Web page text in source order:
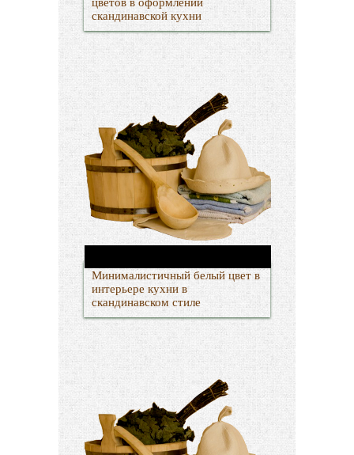
скандинавской кухни
Минималистичный белый цвет в
интерьере кухни в
скандинавском стиле